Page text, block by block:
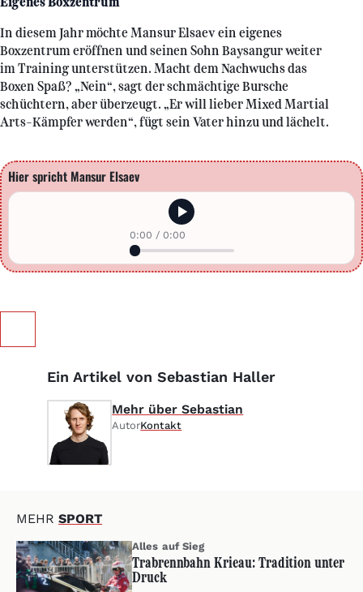
In diesem Jahr möchte Mansur Elsaev ein eigenes
Boxzentrum eröffnen und seinen Sohn Baysangur weiter
im Training unterstützen. Macht dem Nachwuchs das
Boxen Spaß? „Nein“, sagt der schmächtige Bursche
schüchtern, aber überzeugt. „Er will lieber Mixed Martial
Arts-Kämpfer werden“, fügt sein Vater hinzu und lächelt.
Hier spricht Mansur Elsaev
0:00 / 0:00
Ein Artikel von Sebastian Haller
Mehr über Sebastian
AutorKontakt
MEHR SPORT
Alles auf Sieg
Trabrennbahn Krieau: Tradition unter
Druck